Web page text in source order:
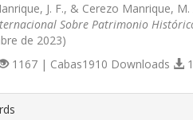
J. F., & Cerezo Manrique,
Sobre Patrimonio
de 2023)
1167 | Cabas1910 Downloads